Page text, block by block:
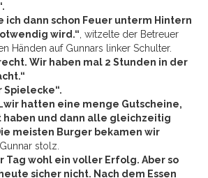
ich dann schon Feuer unterm Hintern
wird.“, witzelte der Betreuer
Händen auf Gunnars linker Schulter.
Wir haben mal 2 Stunden in der
Spielecke“.
hatten eine menge Gutscheine,
und dann alle gleichzeitig
meisten Burger bekamen wir
stolz.
Tag wohl ein voller Erfolg. Aber so
sicher nicht. Nach dem Essen